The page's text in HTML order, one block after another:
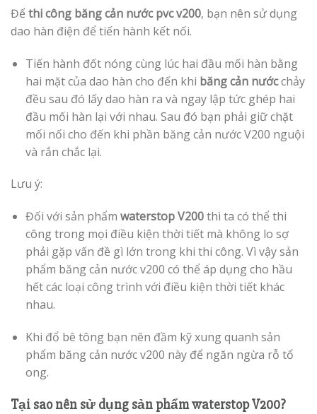
Để thi công băng cản nước pvc v200, bạn nên sử dụng
dao hàn điện để tiến hành kết nối.
Tiến hành đốt nóng cùng lúc hai đầu mối hàn bằng
hai mặt của dao hàn cho đến khi băng cản nướcchảy
đều sau đó lấy dao hàn ra và ngay lập tức ghép hai
đầu mối hàn lại với nhau. Sau đó bạn phải giữ chặt
mối nối cho đến khi phần băng cản nước V200 nguội
và rắn chắc lại.
Lưu ý:
Đối với sản phẩm waterstop V200thì ta có thể thi
công trong mọi điều kiện thời tiết mà không lo sợ
phải gặp vấn đề gì lớn trong khi thi công. Vì vậy sản
phẩm băng cản nước v200 có thể áp dụng cho hầu
hết các loại công trình với điều kiện thời tiết khác
nhau.
Khi đổ bê tông bạn nên đầm kỹ xung quanh sản
phẩm băng cản nước v200 này để ngăn ngừa rỗ tổ
ong.
Tại sao nên sử dụng sản phẩm waterstop V200?